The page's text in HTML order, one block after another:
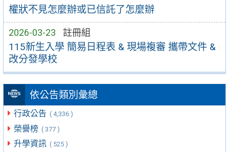
權狀不見怎麼辦或已信託了怎麼辦
2026-03-23 註冊組
115新生入學 簡易日程表 & 現場複審 攜帶文件 &
改分發學校
依公告類別彙總
行政公告 ( 4,336 )
榮譽榜 ( 377 )
升學資訊 ( 525 )